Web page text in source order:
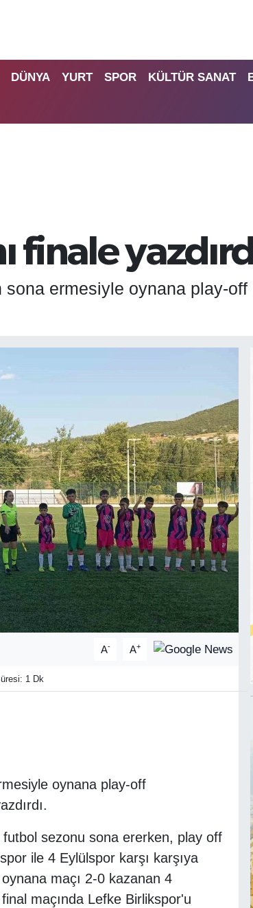
DÜNYA YURT SPOR KÜLTÜR SANAT
finale
ermesiyle oynana play-
A- A+
1 Dk
oynana play-off
sezonu sona ererken, play off
ile 4 Eylülspor karşı karşıya
maçı 2-0 kazanan 4
maçında Lefke Birlikspor'u